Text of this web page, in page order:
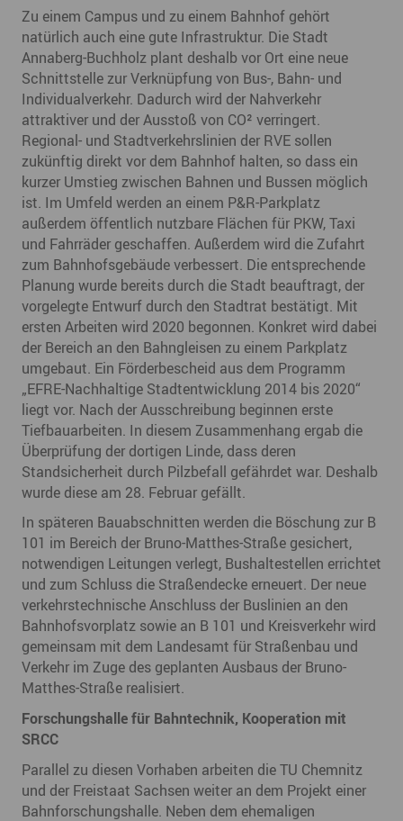
Zu einem Campus und zu einem Bahnhof gehört
natürlich auch eine gute Infrastruktur. Die Stadt
Annaberg-Buchholz plant deshalb vor Ort eine neue
Schnittstelle zur Verknüpfung von Bus-, Bahn- und
Individualverkehr. Dadurch wird der Nahverkehr
attraktiver und der Ausstoß von CO² verringert.
Regional- und Stadtverkehrslinien der RVE sollen
zukünftig direkt vor dem Bahnhof halten, so dass ein
kurzer Umstieg zwischen Bahnen und Bussen möglich
ist. Im Umfeld werden an einem P&R-Parkplatz
außerdem öffentlich nutzbare Flächen für PKW, Taxi
und Fahrräder geschaffen. Außerdem wird die Zufahrt
zum Bahnhofsgebäude verbessert. Die entsprechende
Planung wurde bereits durch die Stadt beauftragt, der
vorgelegte Entwurf durch den Stadtrat bestätigt. Mit
ersten Arbeiten wird 2020 begonnen. Konkret wird dabei
der Bereich an den Bahngleisen zu einem Parkplatz
umgebaut. Ein Förderbescheid aus dem Programm
„EFRE-Nachhaltige Stadtentwicklung 2014 bis 2020“
liegt vor. Nach der Ausschreibung beginnen erste
Tiefbauarbeiten. In diesem Zusammenhang ergab die
Überprüfung der dortigen Linde, dass deren
Standsicherheit durch Pilzbefall gefährdet war. Deshalb
wurde diese am 28. Februar gefällt.
In späteren Bauabschnitten werden die Böschung zur B
101 im Bereich der Bruno-Matthes-Straße gesichert,
notwendigen Leitungen verlegt, Bushaltestellen errichtet
und zum Schluss die Straßendecke erneuert. Der neue
verkehrstechnische Anschluss der Buslinien an den
Bahnhofsvorplatz sowie an B 101 und Kreisverkehr wird
gemeinsam mit dem Landesamt für Straßenbau und
Verkehr im Zuge des geplanten Ausbaus der Bruno-
Matthes-Straße realisiert.
Forschungshalle für Bahntechnik, Kooperation mit
SRCC
Parallel zu diesen Vorhaben arbeiten die TU Chemnitz
und der Freistaat Sachsen weiter an dem Projekt einer
Bahnforschungshalle. Neben dem ehemaligen